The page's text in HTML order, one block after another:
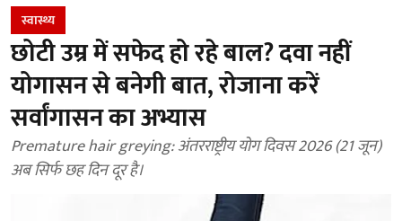
स्वास्थ्य
छोटी उम्र में सफेद हो रहे बाल? दवा नहीं
योगासन से बनेगी बात, रोजाना करें
सर्वांगासन का अभ्यास
Premature hair greying: अंतरराष्ट्रीय योग दिवस 2026 (21 जून)
अब सिर्फ छह दिन दूर है।